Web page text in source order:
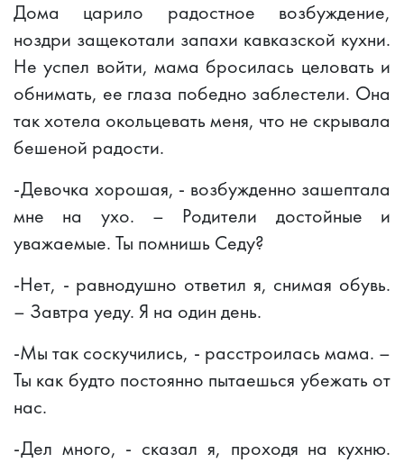
Дома царило радостное возбуждение,
ноздри защекотали запахи кавказской кухни.
Не успел войти, мама бросилась целовать и
обнимать, ее глаза победно заблестели. Она
так хотела окольцевать меня, что не скрывала
бешеной радости.
-Девочка хорошая, - возбужденно зашептала
мне на ухо. – Родители достойные и
уважаемые. Ты помнишь Седу?
-Нет, - равнодушно ответил я, снимая обувь.
– Завтра уеду. Я на один день.
-Мы так соскучились, - расстроилась мама. –
Ты как будто постоянно пытаешься убежать от
нас.
-Дел много, - сказал я, проходя на кухню.